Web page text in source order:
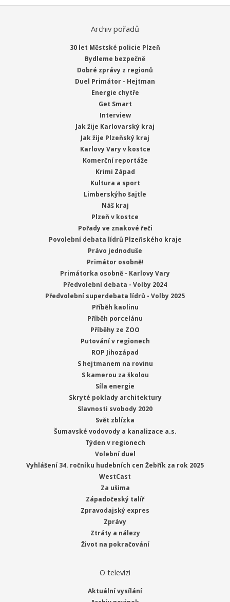
Archiv pořadů
30 let Městské policie Plzeň
Bydleme bezpečně
Dobré zprávy z regionů
Duel Primátor - Hejtman
Energie chytře
Get Smart
Interview
Jak žije Karlovarský kraj
Jak žije Plzeňský kraj
Karlovy Vary v kostce
Komerční reportáže
Krimi Západ
Kultura a sport
Limberskýho šajtle
Náš kraj
Plzeň v kostce
Pořady ve znakové řeči
Povolební debata lídrů Plzeňského kraje
Právo jednoduše
Primátor osobně!
Primátorka osobně - Karlovy Vary
Předvolební debata - Volby 2024
Předvolební superdebata lídrů - Volby 2025
Příběh kaolinu
Příběh porcelánu
Příběhy ze ZOO
Putování v regionech
ROP Jihozápad
S hejtmanem na rovinu
S kamerou za školou
Síla energie
Skryté poklady architektury
Slavnosti svobody 2020
Svět zblízka
Šumavské vodovody a kanalizace a.s.
Týden v regionech
Volební duel
Vyhlášení 34. ročníku hudebních cen Žebřík za rok 2025
WestCast
Za ušima
Západočeský talíř
Zpravodajský expres
Zprávy
Ztráty a nálezy
Život na pokračování
O televizi
Aktuální vysílání